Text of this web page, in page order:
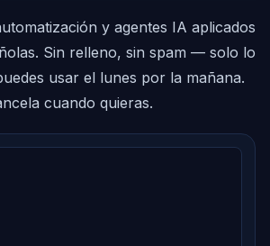
y agentes IA aplicados
Sin relleno, sin spam — solo lo
usar el lunes por la mañana.
cuando quieras.